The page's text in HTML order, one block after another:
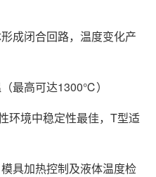
成闭合回路，温度变化产
最高可达1300℃）
环境中稳定性最佳，T型适
具加热控制及液体温度检